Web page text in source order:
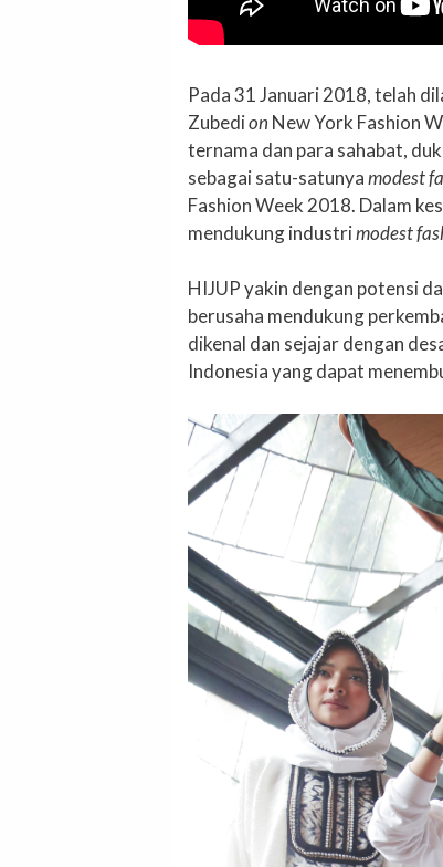
Pada 31 Januari 2018, telah
Zubedion New York Fashion
ternama dan para sahabat,
sebagai satu-satunyamodest
Fashion Week 2018. Dalam
mendukung industrimodest
HIJUP yakin dengan potensi
berusaha mendukung
dikenal dan sejajar dengan
Indonesia yang dapat